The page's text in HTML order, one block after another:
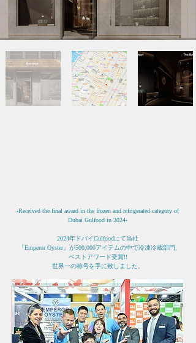
-Received the final award in the frozen and refrigerated category of
Dubai Gulfood in 2024-
2024年ドバイGulfoodにて当社
「Emperor Oyster」が500,000アイテムの中で冷凍冷蔵部門,
ベストアワード受賞!!
​世界一の称号を手に致しました